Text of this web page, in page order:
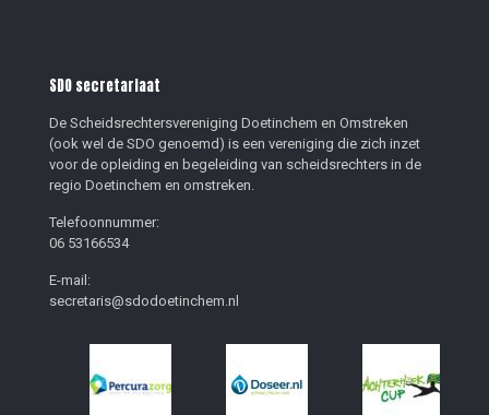
SDO secretariaat
De Scheidsrechtersvereniging Doetinchem en Omstreken
(ook wel de SDO genoemd) is een vereniging die zich inzet
voor de opleiding en begeleiding van scheidsrechters in de
regio Doetinchem en omstreken.
Telefoonnummer:
06 53166534
E-mail:
secretaris@sdodoetinchem.nl